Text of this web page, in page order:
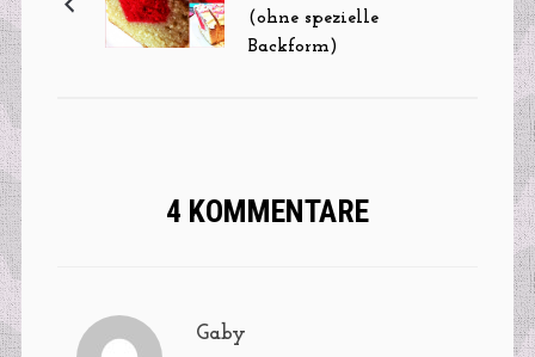
(ohne spezielle
Backform)
4 KOMMENTARE
Gaby